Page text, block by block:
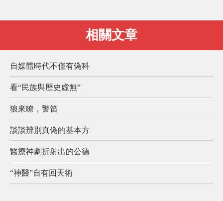
相關文章
自媒體時代不僅有偽科
看“民族與歷史虛無”
狼來瞭，警笛
談談辨別真偽的基本方
醫療神劇折射出的公德
“神醫”自有回天術